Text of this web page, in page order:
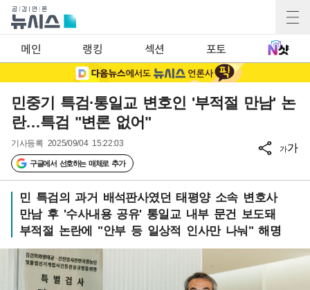
메인 랭킹 섹션 포토
민중기 특검·통일교 변호인 '부적절 만남' 논
란…특검 "변론 없어"
기사등록 2025/09/04 15:22:03
구글에서 선호하는 매체로 추가
가가
민 특검의 과거 배석판사였던 태평양 소속 변호사
만남 후 '수사내용 공유' 통일교 내부 문건 보도돼
부적절 논란에 "안부 등 일상적 인사만 나눠" 해명